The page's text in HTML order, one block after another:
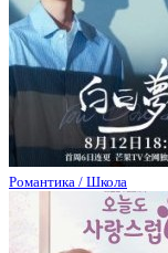
Романтика / Школа